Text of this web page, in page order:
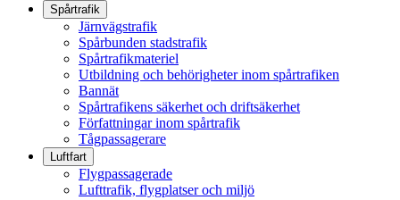
Spårtrafik
Järnvägstrafik
Spårbunden stadstrafik
Spårtrafikmateriel
Utbildning och behörigheter inom spårtrafiken
Bannät
Spårtrafikens säkerhet och driftsäkerhet
Författningar inom spårtrafik
Tågpassagerare
Luftfart
Flygpassagerade
Lufttrafik, flygplatser och miljö